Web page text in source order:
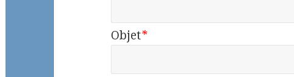
Objet*